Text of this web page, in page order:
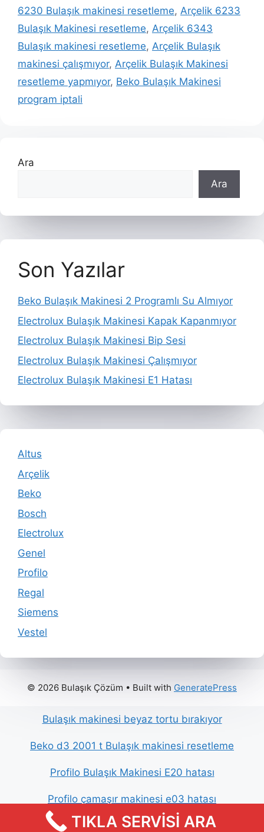
6230 Bulaşık makinesi resetleme, Arçelik 6233
Bulaşık Makinesi resetleme, Arçelik 6343
Bulaşık makinesi resetleme, Arçelik Bulaşık
makinesi çalışmıyor, Arçelik Bulaşık Makinesi
resetleme yapmıyor, Beko Bulaşık Makinesi
program iptali
Ara
Ara
Son Yazılar
Beko Bulaşık Makinesi 2 Programlı Su Almıyor
Electrolux Bulaşık Makinesi Kapak Kapanmıyor
Electrolux Bulaşık Makinesi Bip Sesi
Electrolux Bulaşık Makinesi Çalışmıyor
Electrolux Bulaşık Makinesi E1 Hatası
Altus
Arçelik
Beko
Bosch
Electrolux
Genel
Profilo
Regal
Siemens
Vestel
© 2026 Bulaşık Çözüm • Built with GeneratePress
Bulaşık makinesi beyaz tortu bırakıyor
Beko d3 2001 t Bulaşık makinesi resetleme
Profilo Bulaşık Makinesi E20 hatası
Profilo çamaşır makinesi e03 hatası
Samsung bulaşık makinesi bip sesi
TIKLA SERVİSİ ARA